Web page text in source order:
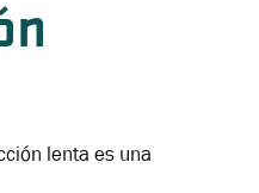
lenta es una